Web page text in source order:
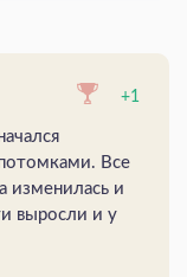
+1
Все
изменилась и
выросли и у